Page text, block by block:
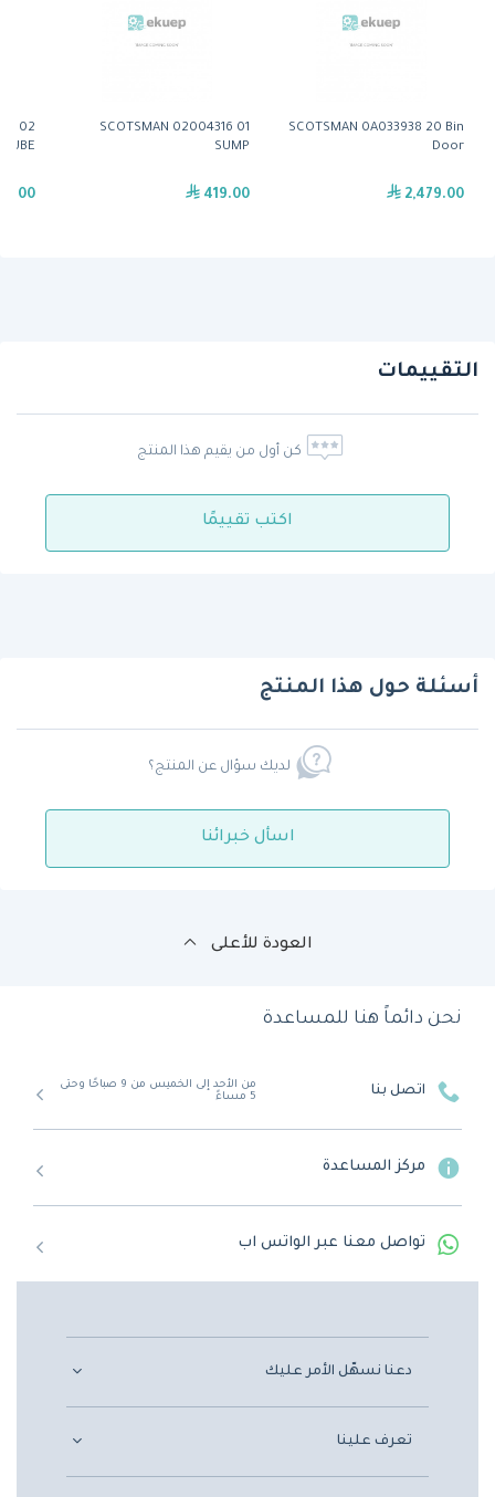
SCOTSMAN 0A033938 20 Bin
Door
2,479.00
SCOTSMAN 02004316 01
SUMP
419.00
02
التقييمات
كن أول من يقيم هذا المنتج
اكتب تقييمًا
أسئلة حول هذا المنتج
لديك سؤال عن المنتج؟
اسأل خبرائنا
العودة للأعلى
نحن دائماً هنا للمساعدة
اتصل بنا
من الأحد إلى الخميس من 9 صباحًا وحتى
5 مساءً
مركز المساعدة
تواصل معنا عبر الواتس اب
دعنا نسهّل الأمر عليك
تعرف علينا